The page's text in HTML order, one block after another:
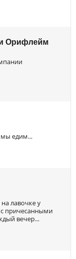
Орифлейм
мы едим...
лавочке у
причесанными
вечер...